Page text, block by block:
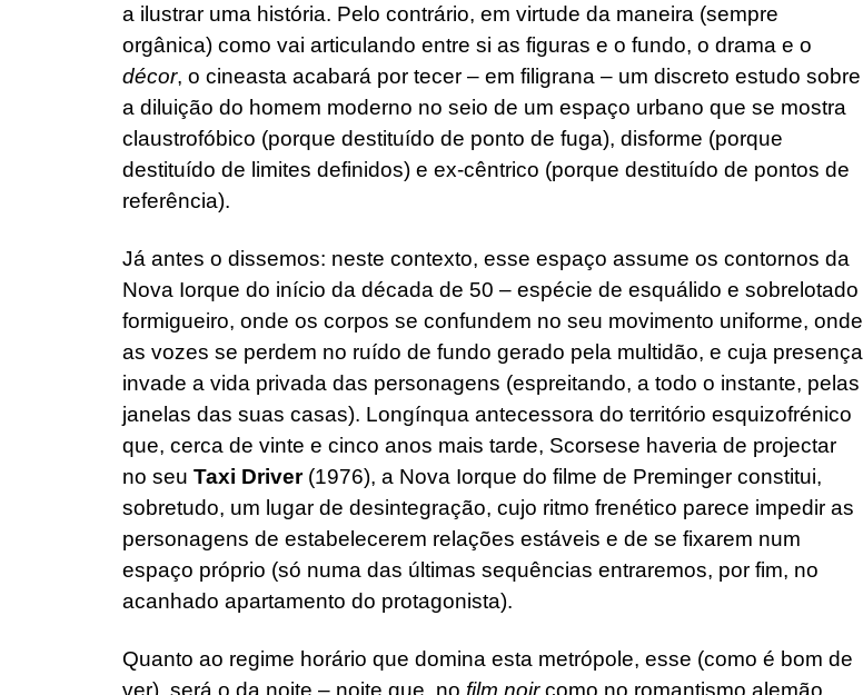
a ilustrar uma história. Pelo contrário, em virtude da maneira (sempre
orgânica) como vai articulando entre si as figuras e o fundo, o drama e o
décor, o cineasta acabará por tecer – em filigrana – um discreto estudo sobre
a diluição do homem moderno no seio de um espaço urbano que se mostra
claustrofóbico (porque destituído de ponto de fuga), disforme (porque
destituído de limites definidos) e ex-cêntrico (porque destituído de pontos de
referência).
Já antes o dissemos: neste contexto, esse espaço assume os contornos da
Nova Iorque do início da década de 50 – espécie de esquálido e sobrelotado
formigueiro, onde os corpos se confundem no seu movimento uniforme, onde
as vozes se perdem no ruído de fundo gerado pela multidão, e cuja presença
invade a vida privada das personagens (espreitando, a todo o instante, pelas
janelas das suas casas). Longínqua antecessora do território esquizofrénico
que, cerca de vinte e cinco anos mais tarde, Scorsese haveria de projectar
no seu Taxi Driver(1976), a Nova Iorque do filme de Preminger constitui,
sobretudo, um lugar de desintegração, cujo ritmo frenético parece impedir as
personagens de estabelecerem relações estáveis e de se fixarem num
espaço próprio (só numa das últimas sequências entraremos, por fim, no
acanhado apartamento do protagonista).
Quanto ao regime horário que domina esta metrópole, esse (como é bom de
ver), será o da noite – noite que, no film noircomo no romantismo alemão,